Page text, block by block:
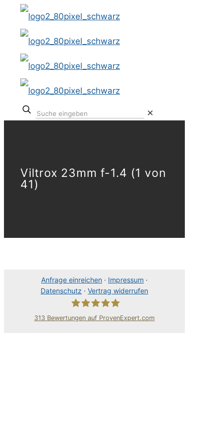
✕
Viltrox 23mm f-1.4 (1 von
41)
Anfrage einreichen · Impressum ·
Datenschutz · Vertrag widerrufen
313 Bewertungen auf ProvenExpert.com